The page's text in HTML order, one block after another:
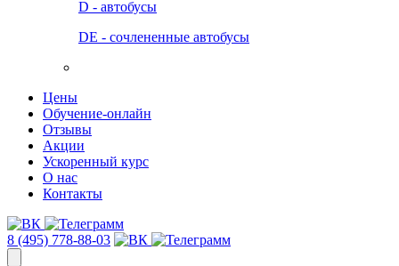
D - автобусы
DE - сочлененные автобусы
Цены
Обучение-онлайн
Отзывы
Акции
Ускоренный курс
О нас
Контакты
8 (495) 778-88-03